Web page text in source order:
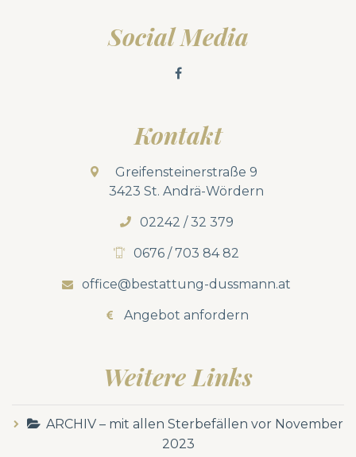
Social Media
Kontakt
Greifensteinerstraße 9
3423 St. Andrä-Wördern
02242 / 32 379
0676 / 703 84 82
office@bestattung-dussmann.at
Angebot anfordern
Weitere Links
ARCHIV – mit allen Sterbefällen vor November
2023